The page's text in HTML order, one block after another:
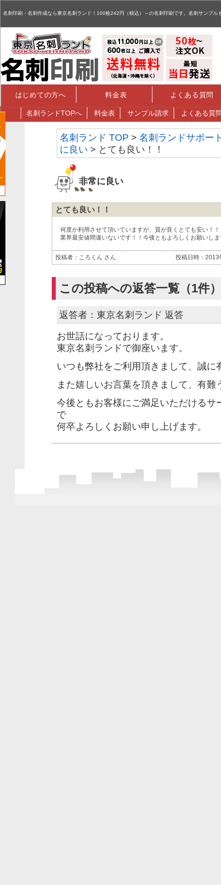
名刺印刷・名刺作成なら東京名刺ランド！100枚242円（税込）～の名刺印刷です。名刺サンプル
はじめての方へ 料金表 よくある質問
名刺 ランドTOPへ 料金表 サンプル請求 よくある質
名刺ランド TOP > 名刺ランドサポー
に良い > とても良い！！
非常に良い
とても良い！！
投稿者：ころくん さん 投稿日時：
何度か利用させて頂いていますが、質が良くとても安い！！
業界最安値間違いないです！！今後ともよろしくお願いし
この投稿への返答一覧（1件）
返答者：東京名刺ランド 返答
お世話になっております。
東京名刺ランドで御座います。
いつも弊社をご利用頂きまして、誠に
また嬉しいお言葉を頂きまして、有難
今後ともお客様にご満足いただけるサ
で
何卒よろしくお願い申し上げます。